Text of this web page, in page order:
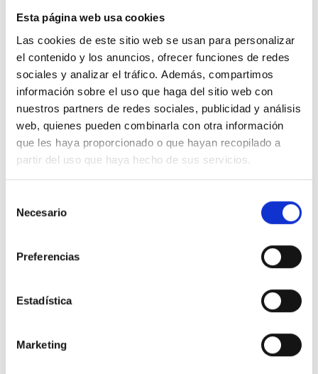
Esta página web usa cookies
Las cookies de este sitio web se usan para personalizar
el contenido y los anuncios, ofrecer funciones de redes
sociales y analizar el tráfico. Además, compartimos
información sobre el uso que haga del sitio web con
nuestros partners de redes sociales, publicidad y análisis
web, quienes pueden combinarla con otra información
que les haya proporcionado o que hayan recopilado a
partir del uso que haya hecho de sus servicios.
Necesario
Preferencias
Estadística
Marketing